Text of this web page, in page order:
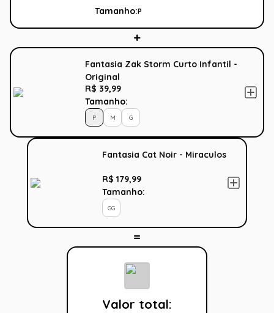
Tamanho:P
Fantasia Zak Storm Curto Infantil -
Original
R$ 39,99
Tamanho:
P M G
Fantasia Cat Noir - Miraculos
R$ 179,99
Tamanho:
GG
Valor total: